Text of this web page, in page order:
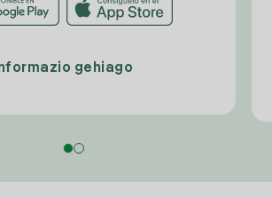
gehiago